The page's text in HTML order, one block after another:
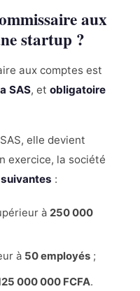
aux
startup ?
aux comptes est
SAS, et obligatoire
elle devient
exercice, la société
:
à 250 000
à 50 employés ;
000 000 FCFA.